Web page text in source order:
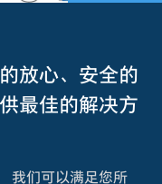
放心、安全的
最佳的解决方
我们可以满足您所